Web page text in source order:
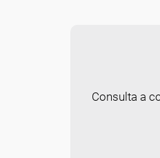
Consulta a